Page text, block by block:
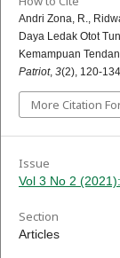
Andri Zona, R.,
Daya Ledak Otot
Kemampuan
Patriot, 3(2), 120-
More Citation
Issue
Vol 3 No 2
Section
Articles